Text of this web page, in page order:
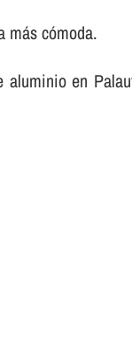
más cómoda.
en